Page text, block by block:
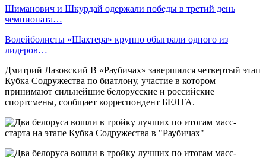
Шиманович и Шкурдай одержали победы в третий день
чемпионата…
Волейболисты «Шахтера» крупно обыграли одного из
лидеров…
Дмитрий Лазовский В «Раубичах» завершился четвертый этап
Кубка Содружества по биатлону, участие в котором
принимают сильнейшие белорусские и российские
спортсмены, сообщает корреспондент БЕЛТА.